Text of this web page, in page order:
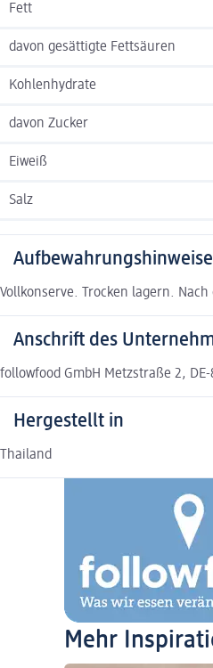
Fett
davon gesättigte Fettsäuren
Kohlenhydrate
davon Zucker
Eiweiß
Salz
Aufbewahrungshinweise
Vollkonserve. Trocken lagern.
Anschrift des
followfood GmbH Metzstraße 2,
Hergestellt in
Thailand
Mehr